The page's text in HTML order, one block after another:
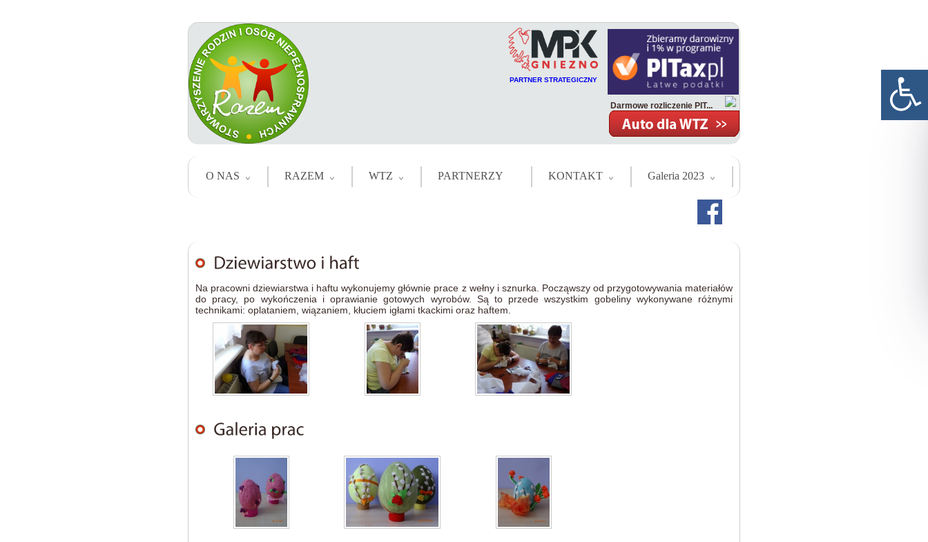
PARTNER STRATEGICZNY
Darmowe rozliczenie PIT...
O NAS RAZEM WTZ PARTNERZY KONTAKT Galeria 2023
Na pracowni dziewiarstwa i haftu wykonujemy głównie prace z wełny i sznurka. Począwszy od przygotowywania materiałów
do pracy, po wykończenia i oprawianie gotowych wyrobów. Są to przede wszystkim gobeliny wykonywane różnymi
technikami: oplataniem, wiązaniem, kłuciem igłami tkackimi oraz haftem.